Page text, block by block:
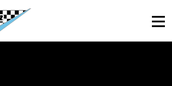
Sant’Eufemia, 26 - Brescia